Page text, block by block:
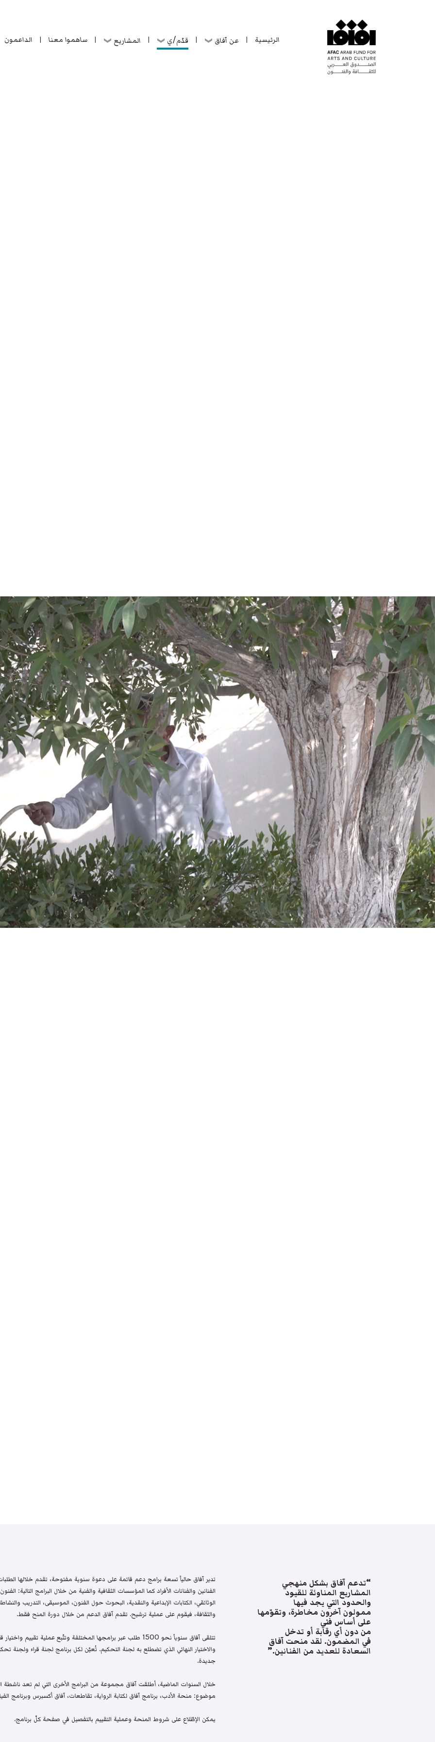
الرئيسية | عن آفاق | قدّم/ي | المشاريع | ساهموا معنا | الداعمون
“تدعم آفاق بشكل منهجي
المشاريع المناوئة للقيود
والحدود التي يجد فيها
ممولون آخرون مخاطرة، وتقوّمها
على أساس فني
من دون أي رقابة أو تدخل
في المضمون. لقد منحت آفاق
السعادة للعديد من الفنانين.”
تدير آفاق حالياً تسعة برامج دعم قائمة على دعوة سنوية مفتوحة، تقدم خلالها
الفنانين والفنانات الأفراد كما المؤسسات الثقافية والفنية من خلال البرامج التالية:
الوثائقي، الكتابات الإبداعية والنقدية، البحوث حول الفنون، الموسيقى، التدريب
والثقافة، فيقوم على عملية ترشيح. تقدم آفاق الدعم من خلال دورة المنح فقط.
تتلقى آفاق سنوياً نحو 1500 طلب عبر برامجها المختلفة وتتّبع عملية
والاختيار النهائي الذي تضطلع به لجنة التحكيم. تُعيّن لكل برنامج لجنة قراء
جديدة.
خلال السنوات الماضية، أطلقت آفاق مجموعة من البرامج الأخرى التي لم تعد ناشطة
موضوع: منحة الأدب، برنامج آفاق لكتابة الرواية، تقاطعات، آفاق أكسبرس وبرنامج
يمكن الإطّلاع على شروط المنحة وعملية التقييم بالتفصيل في صفحة كلّ برنامج.